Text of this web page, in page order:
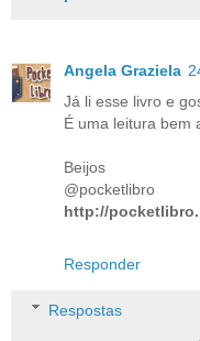
Angela Graziela
Já li esse livro e
É uma leitura bem
Beijos
@pocketlibro
http://
Responder
Respostas